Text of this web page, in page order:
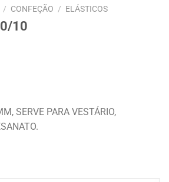
/ CONFEÇÃO / ELÁSTICOS
10
SERVE PARA VESTÁRIO,